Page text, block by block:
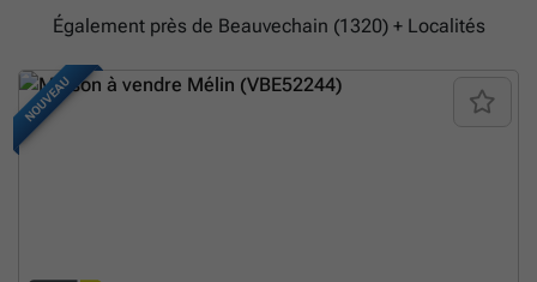
Également près de Beauvechain (1320) + Localités
NOUVEAU